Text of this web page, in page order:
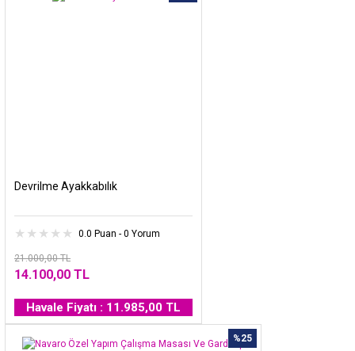
Devrilme Ayakkabılık
0.0 Puan - 0 Yorum
21.000,00 TL
14.100,00 TL
Havale Fiyatı : 11.985,00 TL
%25